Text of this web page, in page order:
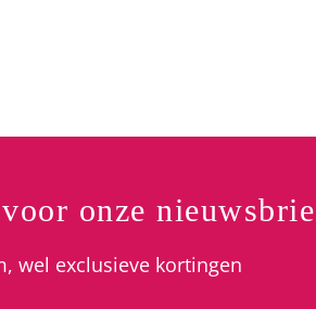
onze
wel exclusieve kortingen